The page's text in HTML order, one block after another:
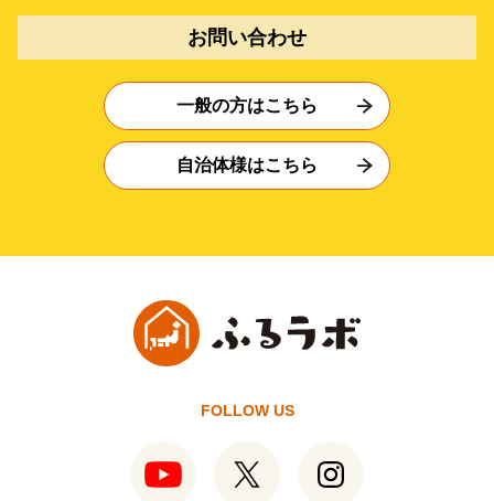
お問い合わせ
一般の方はこちら
自治体様はこちら
FOLLOW US